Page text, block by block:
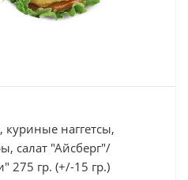
наггетсы,
салат "Айсберг"/
275 гр. (+/-15 гр.)